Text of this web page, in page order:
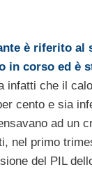
è riferito al
in corso ed è
infatti che il
cento e sia
ad un
nel primo
del PIL